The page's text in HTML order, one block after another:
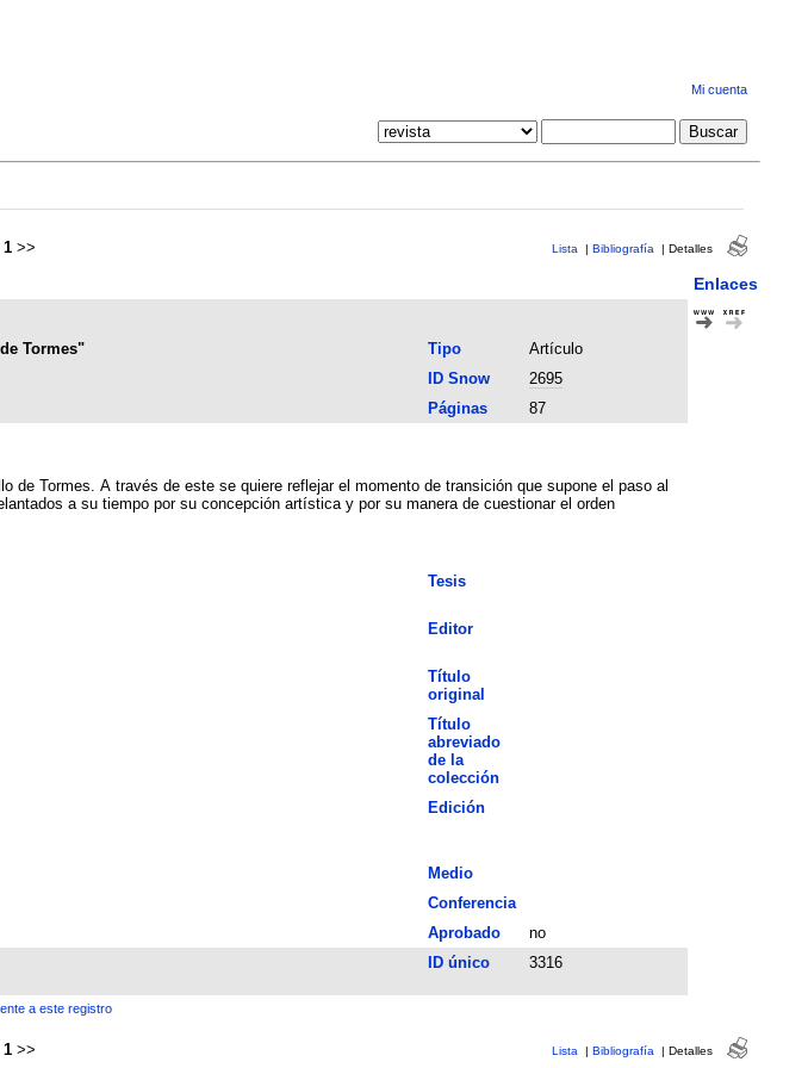
Mi cuenta
1 >> Lista | Bibliografía | Detalles
Enlaces
Tormes" Tipo
Artículo
ID Snow
2695
Páginas
87
Tormes. A través de este se quiere reflejar el momento de transición que supone el paso al
a su tiempo por su concepción artística y por su manera de cuestionar el orden
Tesis
Editor
Título
original
Título
abreviado
de la
colección
Edición
Medio
Conferencia
Aprobado
no
ID único 3316
a este registro
1 >> Lista | Bibliografía | Detalles